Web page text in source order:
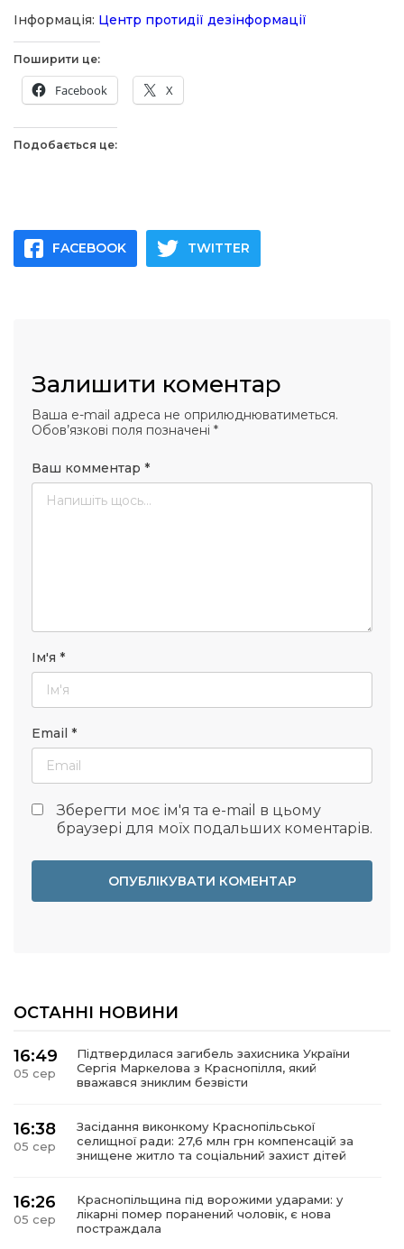
Інформація: Центр протидії дезінформації
Поширити це:
Facebook X
Подобається це:
FACEBOOK TWITTER
Залишити коментар
Ваша e-mail адреса не оприлюднюватиметься.
Обов’язкові поля позначені *
Ваш комментар *
Ім'я *
Email *
Зберегти моє ім'я та e-mail в цьому
браузері для моїх подальших коментарів.
ОСТАННІ НОВИНИ
16:49
05 сер
Підтвердилася загибель захисника України
Сергія Маркелова з Краснопілля, який
вважався зниклим безвісти
16:38
05 сер
Засідання виконкому Краснопільської
селищної ради: 27,6 млн грн компенсацій за
знищене житло та соціальний захист дітей
16:26
05 сер
Краснопільщина під ворожими ударами: у
лікарні помер поранений чоловік, є нова
постраждала